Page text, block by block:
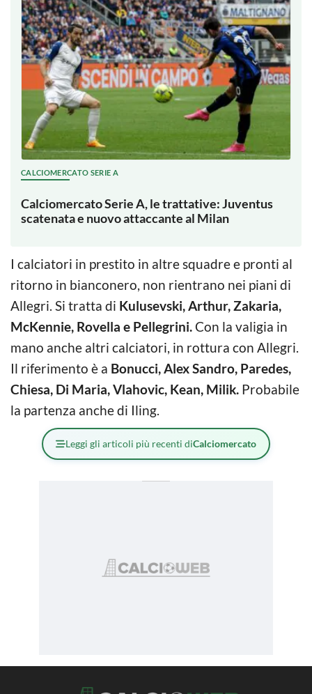
CALCIOMERCATO SERIE A
Calciomercato Serie A, le trattative: Juventus
scatenata e nuovo attaccante al Milan
I calciatori in prestito in altre squadre e pronti al
ritorno in bianconero, non rientrano nei piani di
Allegri. Si tratta di Kulusevski, Arthur, Zakaria,
McKennie, Rovella e Pellegrini.Con la valigia in
mano anche altri calciatori, in rottura con Allegri.
Il riferimento è a Bonucci, Alex Sandro, Paredes,
Chiesa, Di Maria, Vlahovic, Kean, Milik. Probabile
la partenza anche di Iling.
Leggi gli articoli più recenti diCalciomercato